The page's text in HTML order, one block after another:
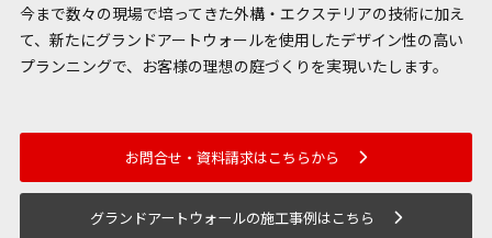
今まで数々の現場で培ってきた外構・エクステリアの技術に加え
て、新たにグランドアートウォールを使用したデザイン性の高い
プランニングで、お客様の理想の庭づくりを実現いたします。
お問合せ・資料請求はこちらから
グランドアートウォールの施工事例はこちら